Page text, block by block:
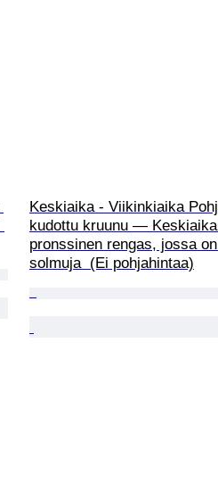
Keskiaika - Viikinkiaika
kudottu kruunu —
pronssinen rengas, jossa
solmuja  (Ei pohjahintaa)